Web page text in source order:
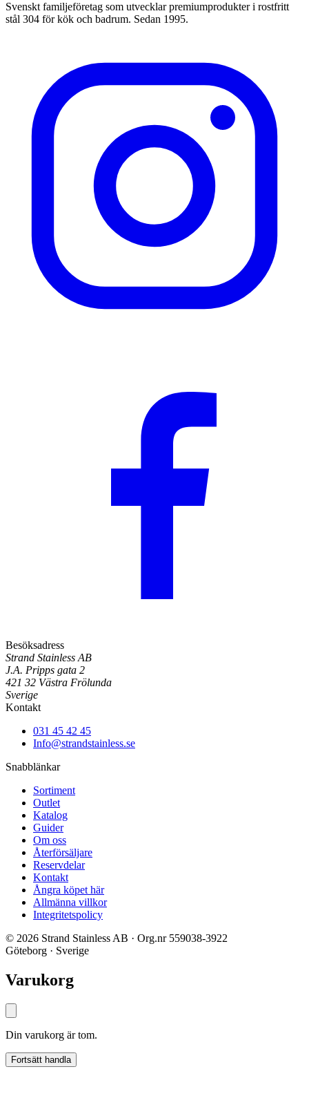
Svenskt familjeföretag som utvecklar premiumprodukter i rostfritt
stål 304 för kök och badrum. Sedan 1995.
Besöksadress
Strand Stainless AB
J.A. Pripps gata 2
421 32 Västra Frölunda
Sverige
Kontakt
031 45 42 45
Info@strandstainless.se
Snabblänkar
Sortiment
Outlet
Katalog
Guider
Om oss
Återförsäljare
Reservdelar
Kontakt
Ångra köpet här
Allmänna villkor
Integritetspolicy
© 2026 Strand Stainless AB · Org.nr 559038-3922
Göteborg · Sverige
Varukorg
Din varukorg är tom.
Fortsätt handla